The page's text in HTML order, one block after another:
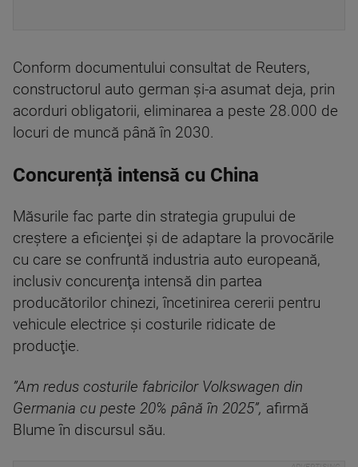
Conform documentului consultat de Reuters,
constructorul auto german şi-a asumat deja, prin
acorduri obligatorii, eliminarea a peste 28.000 de
locuri de muncă până în 2030.
Concurență intensă cu China
Măsurile fac parte din strategia grupului de
creştere a eficienţei şi de adaptare la provocările
cu care se confruntă industria auto europeană,
inclusiv concurenţa intensă din partea
producătorilor chinezi, încetinirea cererii pentru
vehicule electrice şi costurile ridicate de
producţie.
”Am redus costurile fabricilor Volkswagen din
Germania cu peste 20% până în 2025”, afirmă
Blume în discursul său.